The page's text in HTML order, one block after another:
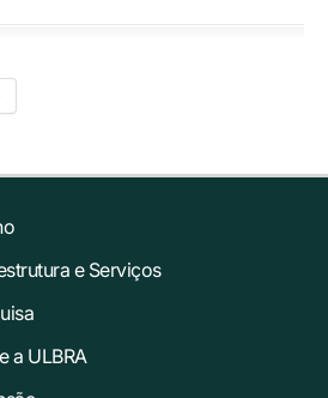
e Serviços
a ULBRA